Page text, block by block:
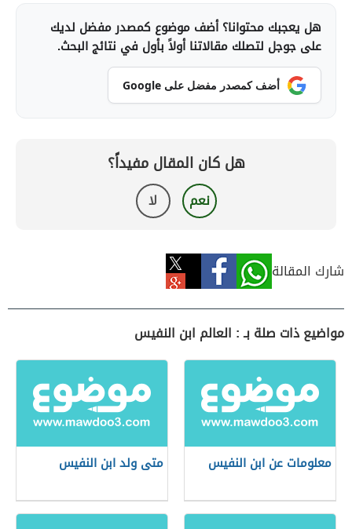
هل يعجبك محتوانا؟ أضف موضوع كمصدر مفضل لديك
على جوجل لتصلك مقالاتنا أولاً بأول في نتائج البحث.
أضف كمصدر مفضل على Google
هل كان المقال مفيداً؟
نعم لا
شارك المقالة
مواضيع ذات صلة بـ : العالم ابن النفيس
معلومات عن ابن النفيس متى ولد ابن النفيس